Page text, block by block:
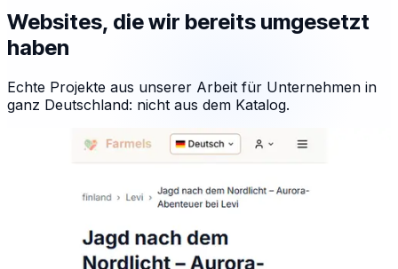
Websites, die wir bereits umgesetzt
haben
Echte Projekte aus unserer Arbeit für Unternehmen in
ganz Deutschland: nicht aus dem Katalog.